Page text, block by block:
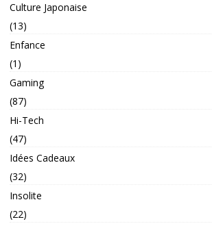
Culture Japonaise
(13)
Enfance
(1)
Gaming
(87)
Hi-Tech
(47)
Idées Cadeaux
(32)
Insolite
(22)